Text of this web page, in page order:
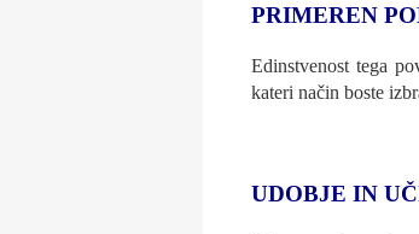
PRIMEREN
Edinstvenost tega
kateri način boste
UDOBJE IN